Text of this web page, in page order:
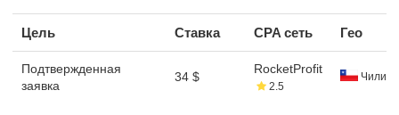
Цель Ставка CPA сеть Гео
Подтвержденная
заявка
34 $
RocketProfit
2.5
Чили